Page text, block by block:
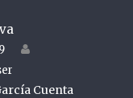
Cuenta